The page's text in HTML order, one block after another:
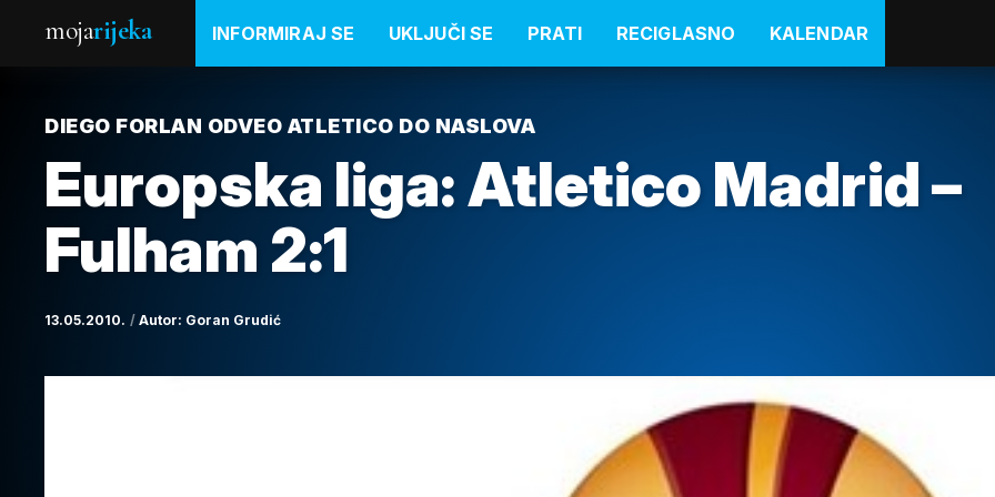
mojarijeka INFORMIRAJ SE UKLJUČI SE PRATI RECIGLASNO KALENDAR
DIEGO FORLAN ODVEO ATLETICO DO NASLOVA
Europska liga: Atletico Madrid –
Fulham 2:1
13.05.2010. Autor: Goran Grudić